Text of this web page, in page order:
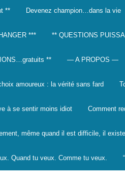
** Devenez champion…dans la vie
*** ** QUESTIONS
** — A PROPOS —
amoureux : la vérité sans fard
à se sentir moins idiot Comment
même quand il est difficile, il
Quand tu veux. Comme tu veux.